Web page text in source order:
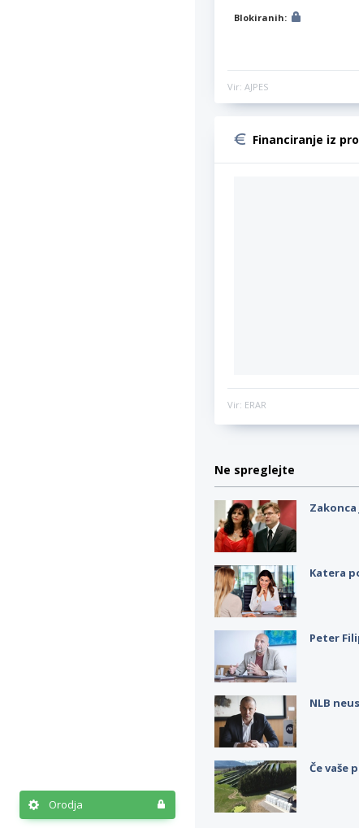
Orodja
Blokiranih:
Vir: AJPES
Financiranje iz
Vir: ERAR
Ne spreglejte
Katera
Peter
NLB
Če vaše